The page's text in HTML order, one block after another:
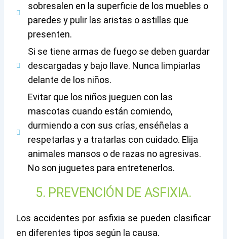
sobresalen en la superficie de los muebles o
paredes y pulir las aristas o astillas que
presenten.
Si se tiene armas de fuego se deben guardar
descargadas y bajo llave. Nunca limpiarlas
delante de los niños.
Evitar que los niños jueguen con las
mascotas cuando están comiendo,
durmiendo a con sus crías, enséñelas a
respetarlas y a tratarlas con cuidado. Elija
animales mansos o de razas no agresivas.
No son juguetes para entretenerlos.
5. PREVENCIÓN DE ASFIXIA.
Los accidentes por asfixia se pueden clasificar
en diferentes tipos según la causa.